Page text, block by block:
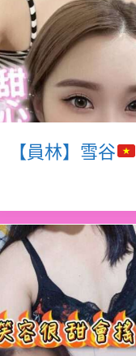
【員林】雪谷